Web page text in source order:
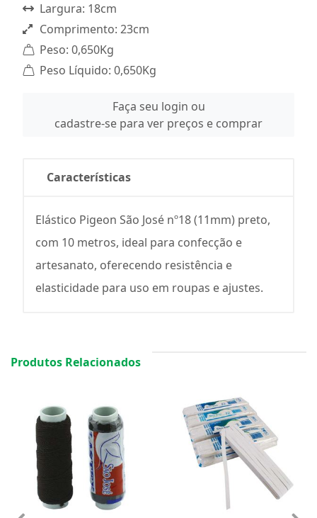
Largura: 18cm
Comprimento: 23cm
Peso: 0,650Kg
Peso Líquido: 0,650Kg
Faça seu login ou
cadastre-se para ver preços e comprar
Características
Elástico Pigeon São José nº18 (11mm) preto,
com 10 metros, ideal para confecção e
artesanato, oferecendo resistência e
elasticidade para uso em roupas e ajustes.
Produtos Relacionados